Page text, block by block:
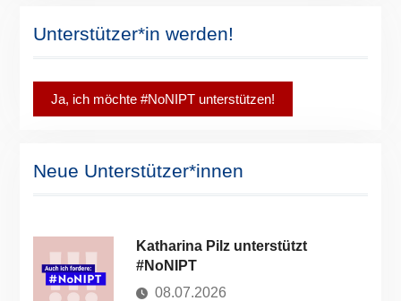
Unterstützer*in werden!
Ja, ich möchte #NoNIPT unterstützen!
Neue Unterstützer*innen
Katharina Pilz unterstützt
#NoNIPT
08.07.2026